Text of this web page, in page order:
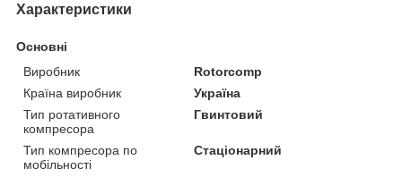
Характеристики
Основні
Виробник
Rotorcomp
Країна виробник
Україна
Тип ротативного
компресора
Гвинтовий
Тип компресора по
мобільності
Стаціонарний